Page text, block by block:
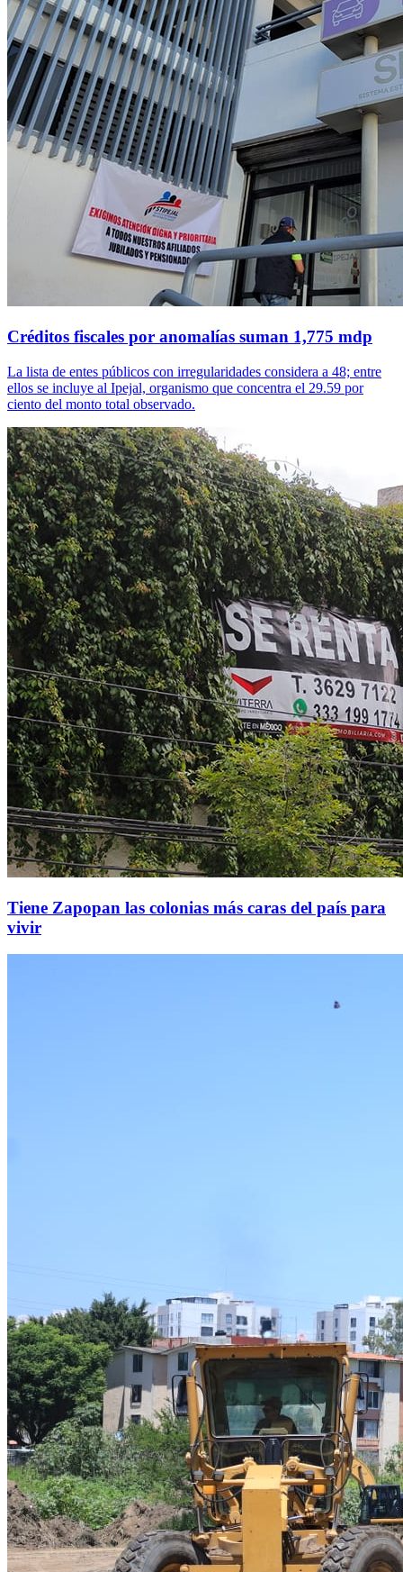
Créditos fiscales por anomalías suman 1,775 mdp
La lista de entes públicos con irregularidades considera a 48; entre
ellos se incluye al Ipejal, organismo que concentra el 29.59 por
ciento del monto total observado.
Tiene Zapopan las colonias más caras del país para
vivir